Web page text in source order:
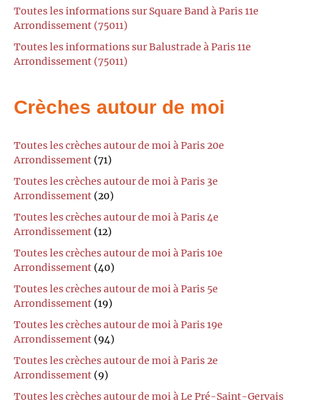
Toutes les informations sur Square Band à Paris 11e
Arrondissement (75011)
Toutes les informations sur Balustrade à Paris 11e
Arrondissement (75011)
Crèches autour de moi
Toutes les crèches autour de moi à Paris 20e
Arrondissement (71)
Toutes les crèches autour de moi à Paris 3e
Arrondissement (20)
Toutes les crèches autour de moi à Paris 4e
Arrondissement (12)
Toutes les crèches autour de moi à Paris 10e
Arrondissement (40)
Toutes les crèches autour de moi à Paris 5e
Arrondissement (19)
Toutes les crèches autour de moi à Paris 19e
Arrondissement (94)
Toutes les crèches autour de moi à Paris 2e
Arrondissement (9)
Toutes les crèches autour de moi à Le Pré-Saint-Gervais